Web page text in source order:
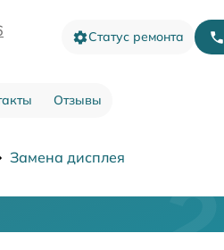
Статус ремонта
Отзывы
Замена дисплея